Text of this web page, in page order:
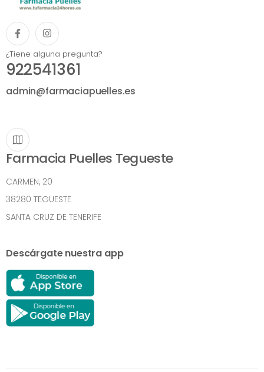
¿Tiene alguna pregunta?
922541361
admin@farmaciapuelles.es
Farmacia Puelles Tegueste
CARMEN, 20
38280 TEGUESTE
SANTA CRUZ DE TENERIFE
Descárgate nuestra app